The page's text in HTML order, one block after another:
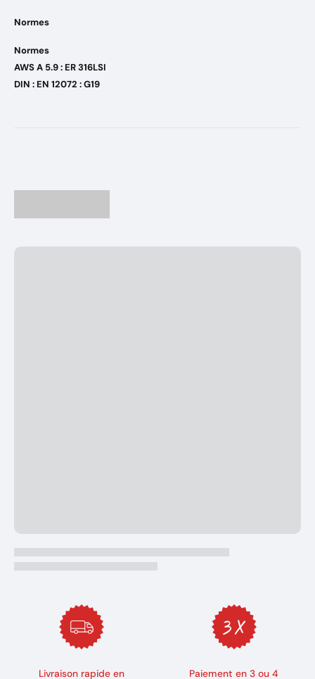
Normes
Normes
AWS A 5.9 : ER 316LSI
DIN : EN 12072 : G19
Livraison rapide en Paiement en 3 ou 4